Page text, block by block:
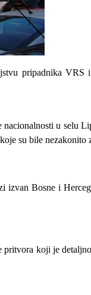
pripadnika
u selu
su bile nezakonito
Bosne i
koji je